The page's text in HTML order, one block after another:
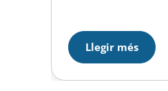
que han propiciat
decisió, totes les
les seves famílies
tot el que has fet
Llegir més